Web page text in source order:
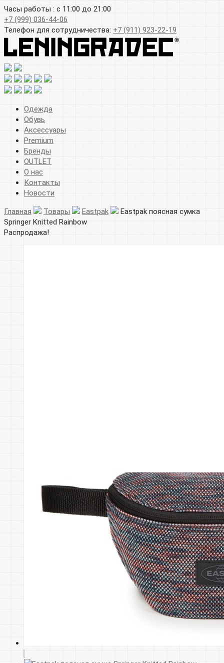
Часы работы : с 11:00 до 21:00
+7 (999) 036-44-06
Телефон для сотрудничества: +7 (911) 923-22-19
Одежда
Обувь
Аксессуары
Premium
Бренды
OUTLET
О нас
Контакты
Новости
Главная Товары Eastpak
Eastpak поясная сумка
Springer Knitted Rainbow
Распродажа!